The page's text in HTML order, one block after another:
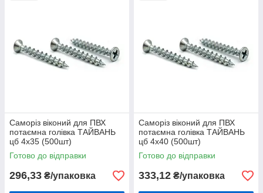
Саморіз віконий для ПВХ
потаємна голівка ТАЙВАНЬ
цб 4х35 (500шт)
Готово до відправки
296,33 ₴/упаковка
Саморіз віконий для ПВХ
потаємна голівка ТАЙВАНЬ
цб 4х40 (500шт)
Готово до відправки
333,12 ₴/упаковка